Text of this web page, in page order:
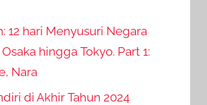
12 hari Menyusuri Negara
hingga Tokyo. Part 1:
Nara
di Akhir Tahun 2024